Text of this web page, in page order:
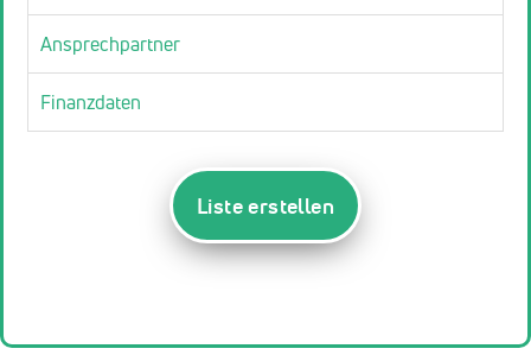
Ansprechpartner
Finanzdaten
Liste erstellen